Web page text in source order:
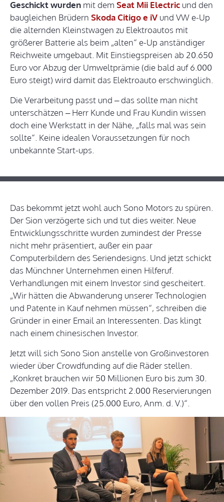
Geschickt wurden mit dem Seat Mii Electric und den
baugleichen Brüdern Skoda Citigo e iV und VW e-Up
die alternden Kleinstwagen zu Elektroautos mit
größerer Batterie als beim „alten“ e-Up anständiger
Reichweite umgebaut. Mit Einstiegspreisen ab 20.650
Euro vor Abzug der Umweltprämie (die bald auf 6.000
Euro steigt) wird damit das Elektroauto erschwinglich.
Die Verarbeitung passt und – das sollte man nicht
unterschätzen – Herr Kunde und Frau Kundin wissen
doch eine Werkstatt in der Nähe, „falls mal was sein
sollte“. Keine idealen Voraussetzungen für noch
unbekannte Start-ups.
Das bekommt jetzt wohl auch Sono Motors zu spüren.
Der Sion verzögerte sich und tut dies weiter. Neue
Entwicklungsschritte wurden zumindest der Presse
nicht mehr präsentiert, außer ein paar
Computerbildern des Seriendesigns. Und jetzt schickt
das Münchner Unternehmen einen Hilferuf.
Verhandlungen mit einem Investor sind gescheitert.
„Wir hätten die Abwanderung unserer Technologien
und Patente in Kauf nehmen müssen“, schreiben die
Gründer in einer Email an Interessenten. Das klingt
nach einem chinesischen Investor.
Jetzt will sich Sono Sion anstelle von Großinvestoren
wieder über Crowdfunding auf die Räder stellen.
„Konkret brauchen wir 50 Millionen Euro bis zum 30.
Dezember 2019. Das entspricht 2.000 Reservierungen
über den vollen Preis (25.000 Euro, Anm. d. V.)“.